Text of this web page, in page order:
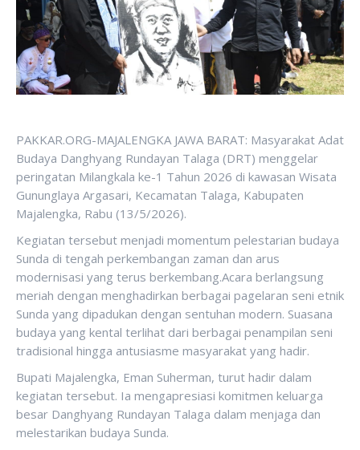
PAKKAR.ORG-MAJALENGKA JAWA BARAT: Masyarakat Adat
Budaya Danghyang Rundayan Talaga (DRT) menggelar
peringatan Milangkala ke-1 Tahun 2026 di kawasan Wisata
Gununglaya Argasari, Kecamatan Talaga, Kabupaten
Majalengka, Rabu (13/5/2026).
Kegiatan tersebut menjadi momentum pelestarian budaya
Sunda di tengah perkembangan zaman dan arus
modernisasi yang terus berkembang.Acara berlangsung
meriah dengan menghadirkan berbagai pagelaran seni etnik
Sunda yang dipadukan dengan sentuhan modern. Suasana
budaya yang kental terlihat dari berbagai penampilan seni
tradisional hingga antusiasme masyarakat yang hadir.
Bupati Majalengka, Eman Suherman, turut hadir dalam
kegiatan tersebut. Ia mengapresiasi komitmen keluarga
besar Danghyang Rundayan Talaga dalam menjaga dan
melestarikan budaya Sunda.